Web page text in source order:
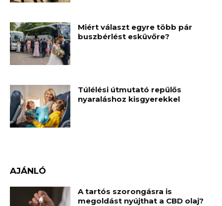
Miért választ egyre több pár
buszbérlést esküvőre?
Túlélési útmutató repülős
nyaraláshoz kisgyerekkel
AJÁNLÓ
A tartós szorongásra is
megoldást nyújthat a CBD olaj?